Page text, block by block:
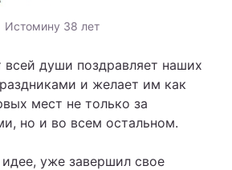
Истомину 38 лет
всей души поздравляет наших
и желает им как
мест не только за
но и во всем остальном.
уже завершил свое